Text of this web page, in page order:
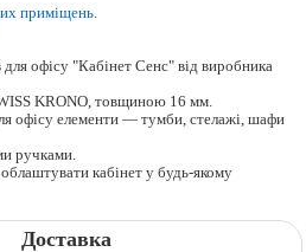
приміщень.
для офісу "Кабінет Сенс" від виробника
KRONO, товщиною 16 мм.
офісу елементи — тумби, стелажі, шафи
ручками.
кабінет у будь-якому
Доставка